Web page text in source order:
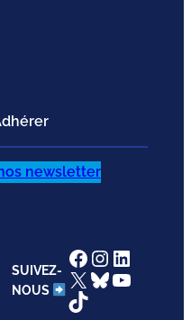
newsletter
SUIVEZ-
NOUS
Facebook
Instagram
X Bluesky
TikTok